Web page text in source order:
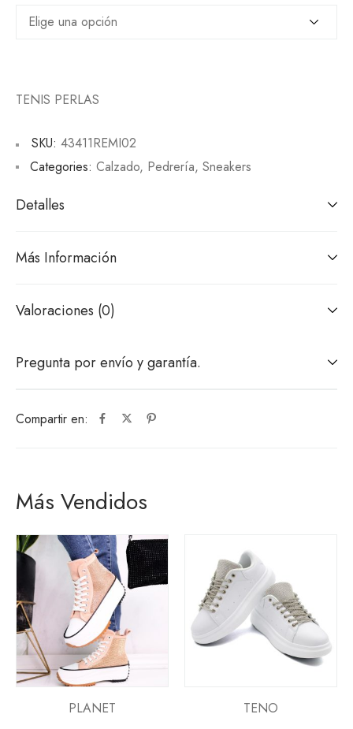
TENIS PERLAS
Compartir en:
SKU: 43411REMI02
Categories: Calzado, Pedrería, Sneakers
Detalles
Más Información
Valoraciones (0)
Pregunta por envío y garantía.
Más Vendidos
PLANET TENO